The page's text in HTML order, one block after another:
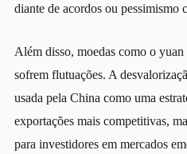
diante de acordos ou pessimismo
Além disso, moedas como o
sofrem flutuações. A
usada pela China como uma
exportações mais competitivas,
para investidores em mercados